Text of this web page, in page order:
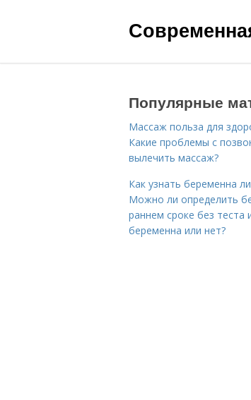
Популярные
Массаж польза для
Какие проблемы с
вылечить массаж?
Как узнать беременна
Можно ли определить
раннем сроке без теста
беременна или нет?